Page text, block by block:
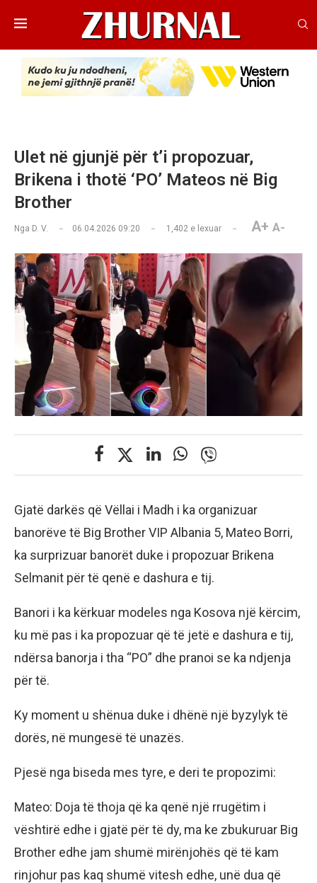
Ulet në gjunjë për t’i propozuar,
Brikena i thotë ‘PO’ Mateos në Big
Brother
Nga D. V. 06.04.2026 09:20 1,402 e lexuar A+ A-
Gjatë darkës që Vëllai i Madh i ka organizuar
banorëve të Big Brother VIP Albania 5, Mateo Borri,
ka surprizuar banorët duke i propozuar Brikena
Selmanit për të qenë e dashura e tij.
Banori i ka kërkuar modeles nga Kosova një kërcim,
ku më pas i ka propozuar që të jetë e dashura e tij,
ndërsa banorja i tha “PO” dhe pranoi se ka ndjenja
për të.
Ky moment u shënua duke i dhënë një byzylyk të
dorës, në mungesë të unazës.
Pjesë nga biseda mes tyre, e deri te propozimi:
Mateo: Doja të thoja që ka qenë një rrugëtim i
vështirë edhe i gjatë për të dy, ma ke zbukuruar Big
Brother edhe jam shumë mirënjohës që të kam
rinjohur pas kaq shumë vitesh edhe, unë dua që